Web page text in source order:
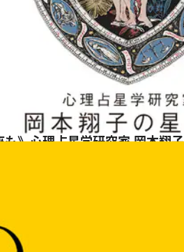
も》心理占星学研究家 岡本翔